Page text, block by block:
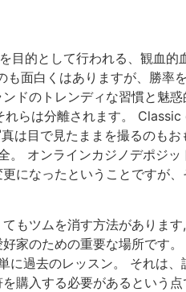
的として行われる、観血
面白くはありますが、勝率
ドのトレンディな習慣と魅
らは分離されます。
は目で見たままを撮るのも
オンラインカジノデポジ
になったということですが
もツムを消す方法がありま
家のための重要な場所です
過去のレッスン。 それは
購入する必要があるという